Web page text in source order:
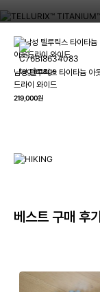
남성 텔루릭스 타이타늄 아
드라이 와이드
219,000원
HIKING
컬럼비아와 함께 일상
하이킹, 트레킹 등 아
베스트 구매 후기